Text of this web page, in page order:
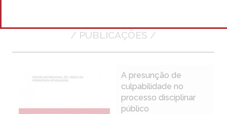
/ PUBLICAÇÕES /
A presunção de
culpabilidade no
processo disciplinar
público